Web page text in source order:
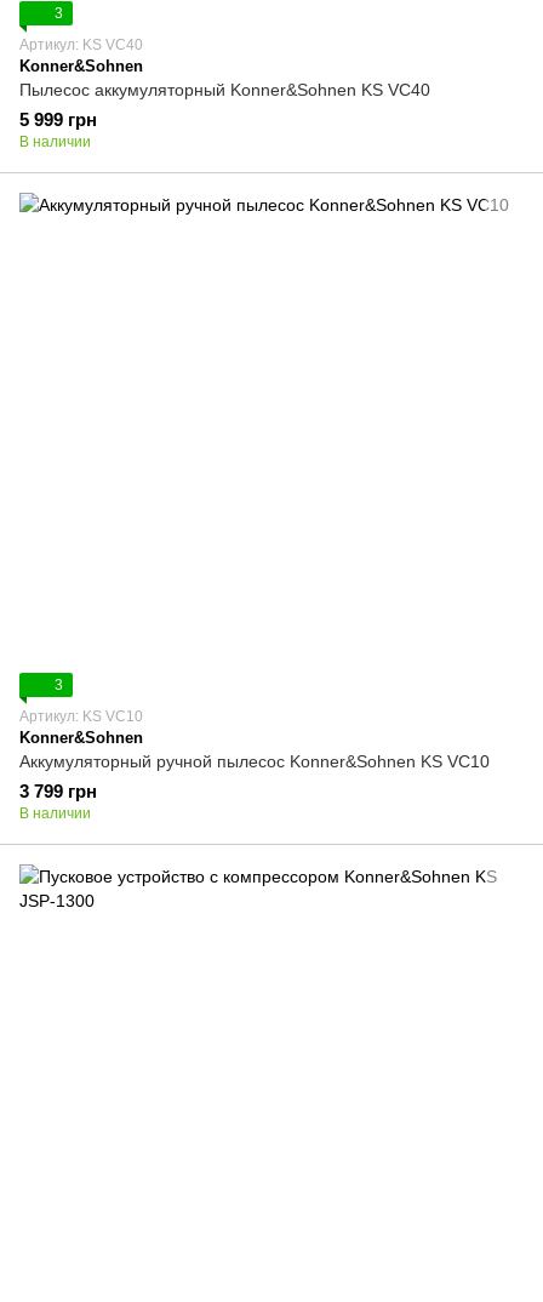
3
Артикул: KS VC40
Konner&Sohnen
Пылесос аккумуляторный Konner&Sohnen KS VC40
5 999 грн
В наличии
3
Артикул: KS VC10
Konner&Sohnen
Аккумуляторный ручной пылесос Konner&Sohnen KS VC10
3 799 грн
В наличии